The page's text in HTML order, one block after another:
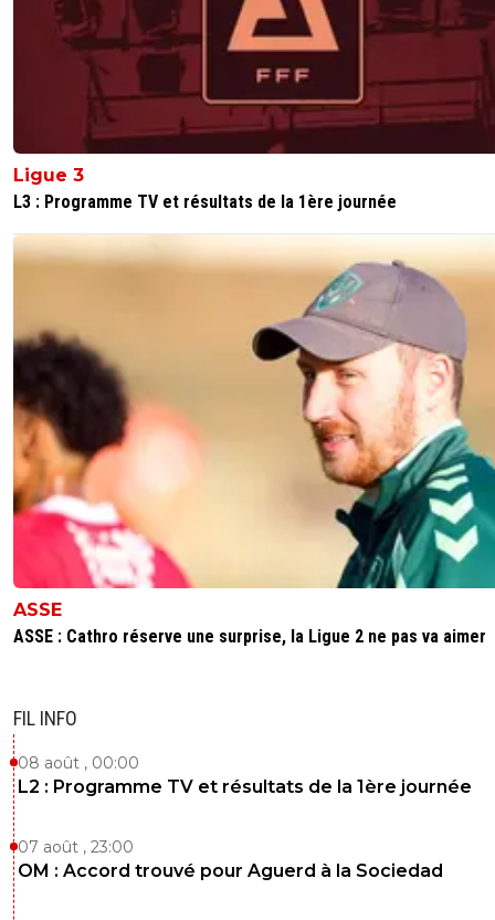
Ligue 3
L3 : Programme TV et résultats de la 1ère journée
ASSE
ASSE : Cathro réserve une surprise, la Ligue 2 ne pas va aimer
FIL INFO
08 août , 00:00
L2 : Programme TV et résultats de la 1ère journée
07 août , 23:00
OM : Accord trouvé pour Aguerd à la Sociedad